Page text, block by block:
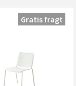
Gratis fragt